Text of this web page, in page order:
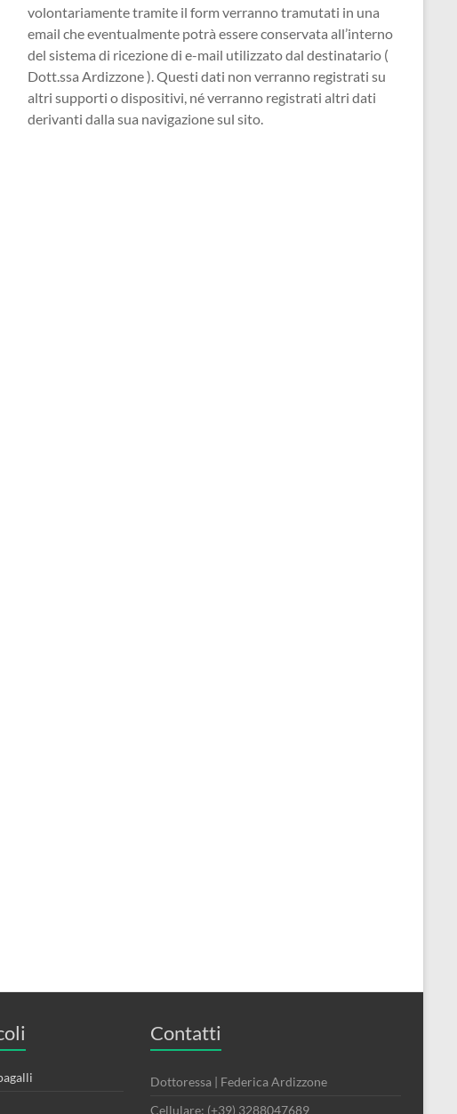
volontariamente tramite il form verranno tramutati in una
email che eventualmente potrà essere conservata all’interno
del sistema di ricezione di e-­mail utilizzato dal destinatario (
Dott.ssa Ardizzone ). Questi dati non verranno registrati su
altri supporti o dispositivi, né verranno registrati altri dati
derivanti dalla sua navigazione sul sito.
Contatti
Dottoressa | Federica Ardizzone
Cellulare: (+39) 3288047689